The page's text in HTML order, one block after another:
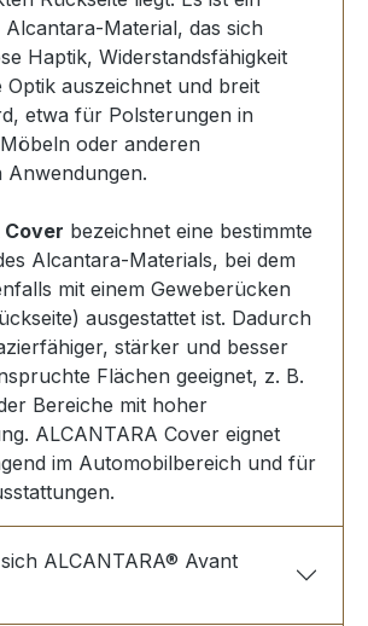
Material, das sich
Haptik, Widerstandsfähigkeit
Optik auszeichnet und breit
etwa für Polsterungen in
oder anderen
Anwendungen.
Cover bezeichnet eine bestimmte
Alcantara-Materials, bei dem
mit einem Geweberücken
ausgestattet ist. Dadurch
stärker und besser
Flächen geeignet, z. B.
Bereiche mit hoher
ALCANTARA Cover eignet
im Automobilbereich und für
ALCANTARA® Avant